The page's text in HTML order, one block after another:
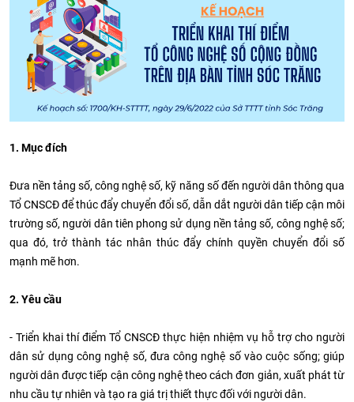
1. Mục đích
Đưa nền tảng số, công nghệ số, kỹ năng số đến người dân thông qua
Tổ CNSCĐ để thúc đẩy chuyển đổi số, dẫn dắt người dân tiếp cận môi
trường số, người dân tiên phong sử dụng nền tảng số, công nghệ số;
qua đó, trở thành tác nhân thúc đẩy chính quyền chuyển đổi số
mạnh mẽ hơn.
2. Yêu cầu
- Triển khai thí điểm Tổ CNSCĐ thực hiện nhiệm vụ hỗ trợ cho người
dân sử dụng công nghệ số, đưa công nghệ số vào cuộc sống; giúp
người dân được tiếp cận công nghệ theo cách đơn giản, xuất phát từ
nhu cầu tự nhiên và tạo ra giá trị thiết thực đối với người dân.